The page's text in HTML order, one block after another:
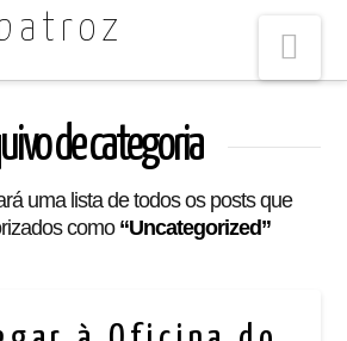
de categoria
uma lista de todos os posts que
como “Uncategorized”